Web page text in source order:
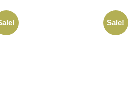
Sale!